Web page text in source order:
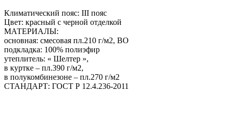
Климатический пояс: III пояс
Цвет: красный c черной отделкой
МАТЕРИАЛЫ:
основная: смесовая пл.210 г/м2, ВО
подкладка: 100% полиэфир
утеплитель: « Шелтер »,
в куртке – пл.390 г/м2,
в полукомбинезоне – пл.270 г/м2
СТАНДАРТ: ГОСТ Р 12.4.236-2011